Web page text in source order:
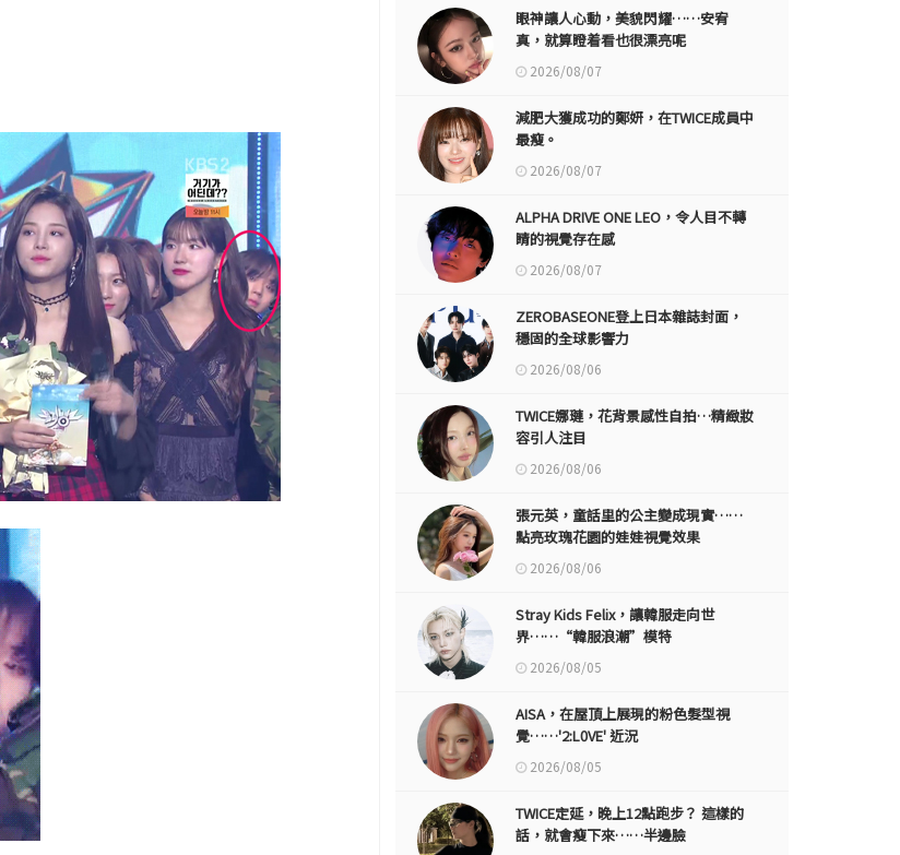
眼神讓人心動，美貌閃耀……安宥
真，就算瞪着看也很漂亮呢
2026/08/07
減肥大獲成功的鄭妍，在TWICE成員中
最瘦。
2026/08/07
ALPHA DRIVE ONE LEO，令人目不轉
睛的視覺存在感
2026/08/07
ZEROBASEONE登上日本雜誌封面，
穩固的全球影響力
2026/08/06
TWICE娜璉，花背景感性自拍…精緻妝
容引人注目
2026/08/06
張元英，童話里的公主變成現實……
點亮玫瑰花園的娃娃視覺效果
2026/08/06
Stray Kids Felix，讓韓服走向世
界……“韓服浪潮”模特
2026/08/05
AISA，在屋頂上展現的粉色髮型視
覺……'2:L0VE' 近況
2026/08/05
TWICE定延，晚上12點跑步？ 這樣的
話，就會瘦下來……半邊臉